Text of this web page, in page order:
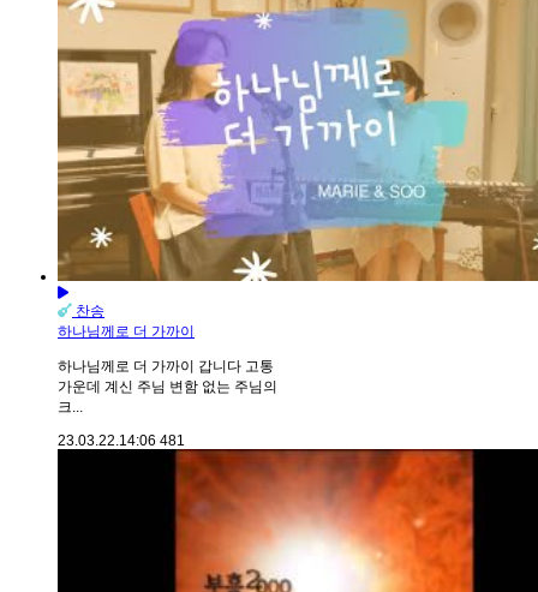
찬송
하나님께로 더 가까이
하나님께로 더 가까이 갑니다 고통
가운데 계신 주님 변함 없는 주님의
크...
23.03.22.14:06 481